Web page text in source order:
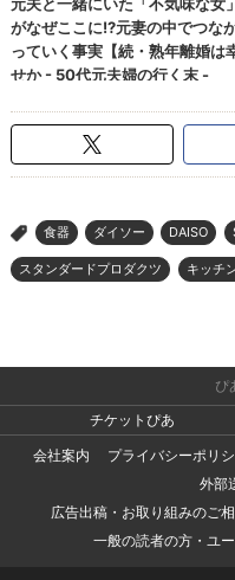
> 食器 ダイソー DAISO
スタンダードプロダクツ キッチ
ぴ
チケットぴあ
会社案内
プライバシーポリ
外部
広告出稿・お取り組みのご
一般の読者の方・ユ